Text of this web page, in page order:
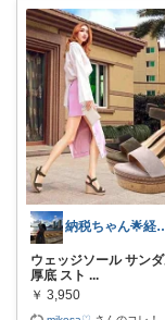
納税ちゃん
ウェッジソール サン
厚底 スト ...
￥ 3,950